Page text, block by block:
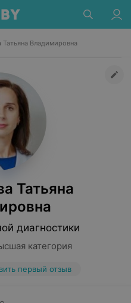
Владимировна
Татьяна
диагностики
категория
первый отзыв